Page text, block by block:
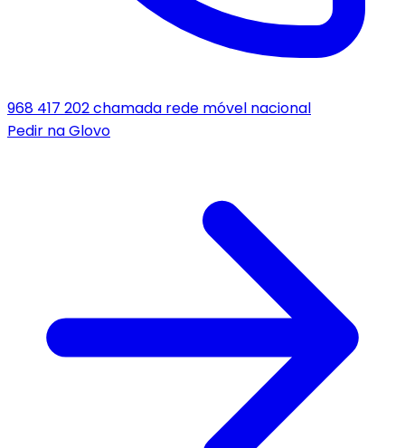
968 417 202chamada rede móvel nacional
Pedir naGlovo